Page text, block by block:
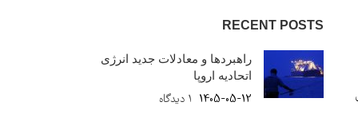
RECENT POSTS
راهبردها و معادلات جدید انرژی
اتحادیه اروپا
1405-05-12 ۱ دیدگاه